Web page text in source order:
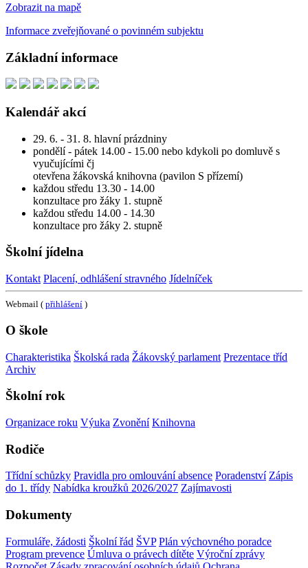
Zobrazit na mapě
Informace zveřejňované o povinném subjektu
Základní informace
Kalendář akcí
29. 6. - 31. 8. hlavní prázdniny
pondělí - pátek 14.00 - 15.00 nebo kdykoli po domluvě s
vyučujícími čj
otevřena žákovská knihovna (pavilon S přízemí)
každou středu 13.30 - 14.00
konzultace pro žáky 1. stupně
každou středu 14.00 - 14.30
konzultace pro žáky 2. stupně
Školní jídelna
Kontakt Placení, odhlášení stravného Jídelníček
Webmail ( přihlášení )
O škole
Charakteristika Školská rada Žákovský parlament Prezentace tříd
Archiv
Školní rok
Organizace roku Výuka Zvonění Knihovna
Rodiče
Třídní schůzky Pravidla pro omlouvání absence Poradenství Zápis
do 1. třídy Nabídka kroužků 2026/2027 Zajímavosti
Dokumenty
Formuláře, žádosti Školní řád ŠVP Plán výchovného poradce
Program prevence Úmluva o právech dítěte Výroční zprávy